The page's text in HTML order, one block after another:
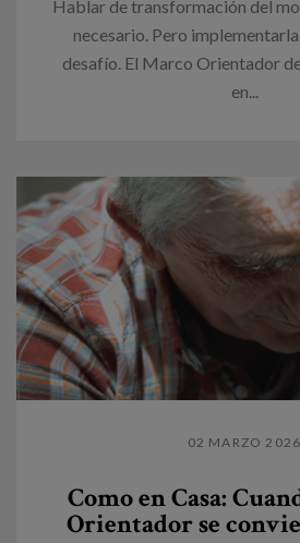
Hablar de transformación del
necesario. Pero
desafío. El Marco Orientador
en...
02 MARZO 2026
Como en Casa:
Orientador se